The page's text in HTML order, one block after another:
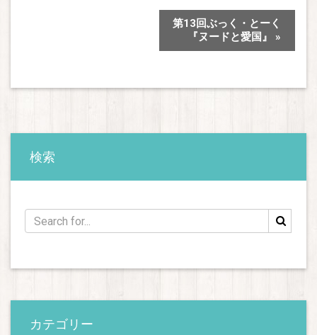
第13回ぶっく・とーく
『ヌードと愛国』 »
検索
カテゴリー